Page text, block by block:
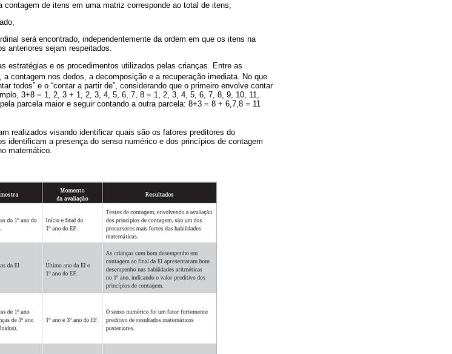
de itens em uma matriz corresponde ao total de itens;
será encontrado, independentemente da ordem em que os itens na
anteriores sejam respeitados.
estratégias e os procedimentos utilizados pelas crianças. Entre as
contagem nos dedos, a decomposição e a recuperação imediata. No que
todos” e o “contar a partir de”, considerando que o primeiro envolve contar
3+8 = 1, 2, 3 + 1, 2, 3, 4, 5, 6, 7, 8 = 1, 2, 3, 4, 5, 6, 7, 8, 9, 10, 11,
parcela maior e seguir contando a outra parcela: 8+3 = 8 + 6,7,8 = 11
realizados visando identificar quais são os fatores preditores do
identificam a presença do senso numérico e dos princípios de contagem
matemático.